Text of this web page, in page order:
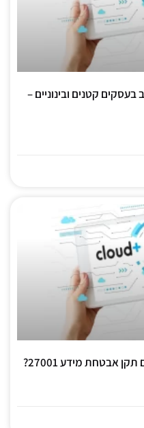
קטנים ובינוניים –
מידע 27001?